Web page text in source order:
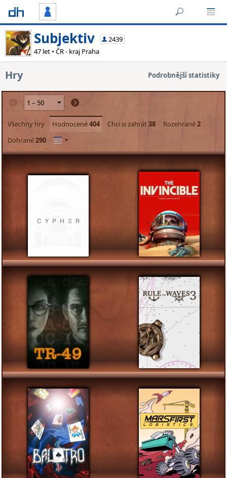
Subjektiv
2439
47 let • ČR - kraj Praha
Hry Podrobnější statistiky
Všechny hry Hodnocené404 Chci si zahrát38 Rozehrané2
Dohrané290